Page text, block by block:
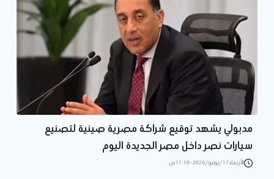
مدبولي يشهد توقيع شراكة مصرية صينية لتصنيع
سيارات نصر داخل مصر الجديدة اليوم
الأربعاء 17/يونيو/2026 - 11:19 ص